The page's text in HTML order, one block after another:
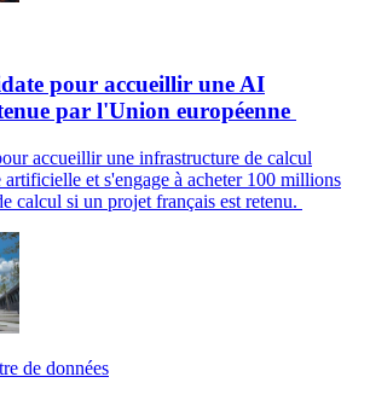
pour accueillir une AI
par l'Union européenne
accueillir une infrastructure de calcul
et s'engage à acheter 100 millions
calcul si un projet français est retenu.
de données